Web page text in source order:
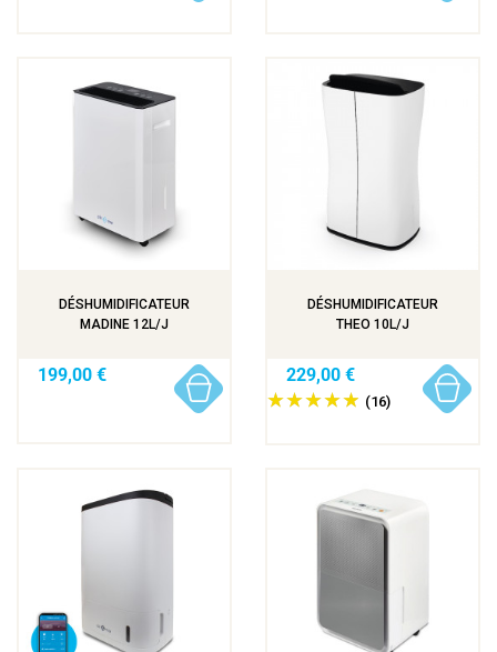
DÉSHUMIDIFICATEUR
MADINE 12L/J
199,00 €
DÉSHUMIDIFICATEUR
THEO 10L/J
(16)
229,00 €